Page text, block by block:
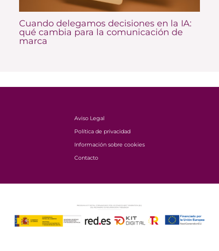
Cuando delegamos decisiones en la IA:
qué cambia para la comunicación de
marca
Aviso Legal
Política de privacidad
Información sobre cookies
Contacto